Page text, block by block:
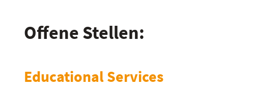
Offene Stellen:
Educational Services